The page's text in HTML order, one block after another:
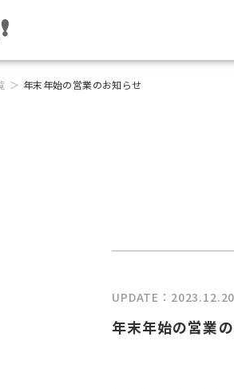
年末年始の営業のお知らせ
UPDATE：2023.12.20
年末年始の営業